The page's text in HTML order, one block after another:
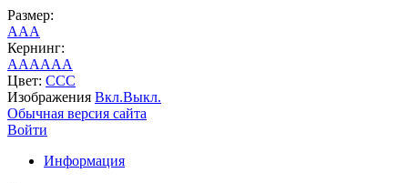
Размер:
AAA
Кернинг:
AAAAAA
Цвет: CCC
Изображения Вкл.Выкл.
Обычная версия сайта
Войти
Информация